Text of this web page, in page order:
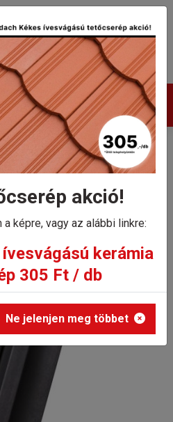
9 félcserép
9 félcserépakció!
képre, vagy az alábbi linkre:
kerámia
305 Ft / db
Ne jelenjen meg többet